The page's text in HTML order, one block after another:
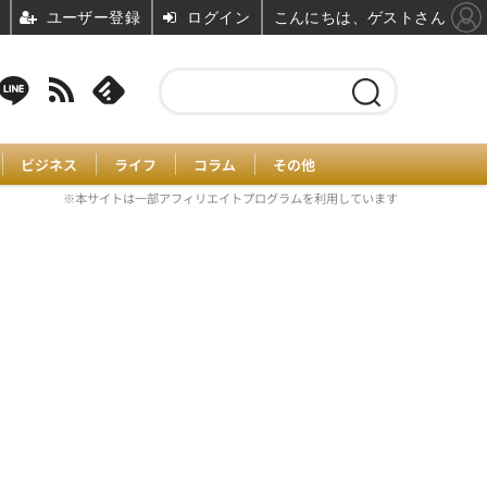
ビジネス ライフ コラム その他
※本サイトは一部アフィリエイトプログラムを利用しています
ユーザー登録 ログイン こんにちは、ゲストさん